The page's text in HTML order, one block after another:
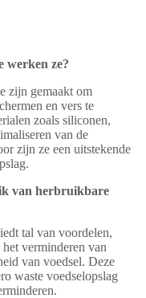
werken ze?
zijn gemaakt om
en vers te
zoals siliconen,
van de
zijn ze een uitstekende
van herbruikbare
tal van voordelen,
verminderen van
van voedsel. Deze
waste voedselopslag